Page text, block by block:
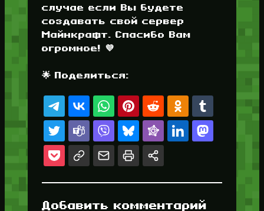
случае если Вы будете
создавать свой сервер
Майнкрафт. Спасибо Вам
огромное! 💜
🌟 Поделиться:
Добавить комментарий